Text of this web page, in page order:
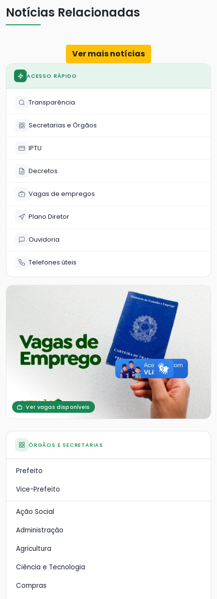
Notícias Relacionadas
Ver mais notícias
ACESSO RÁPIDO
Transparência
Secretarias e Órgãos
IPTU
Decretos
Vagas de empregos
Plano Diretor
Ouvidoria
Telefones úteis
Ver vagas disponíveis
ÓRGÃOS E SECRETARIAS
Prefeito
Vice-Prefeito
Ação Social
Administração
Agricultura
Ciência e Tecnologia
Compras